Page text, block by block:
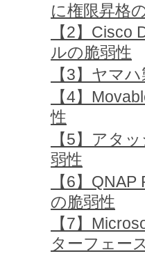
に権限昇格
【2】
ルの脆弱性
【3】ヤマ
【4】
性
【5】アタ
弱性
【6】
の脆弱性
【7】
ターフェー